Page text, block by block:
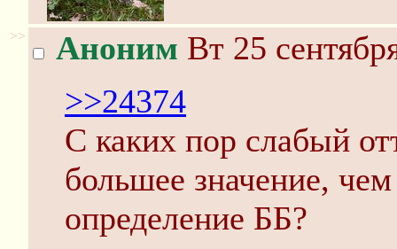
>> Аноним Вт 25
>>24374
С каких пор слабый
большее значение,
определение ББ?